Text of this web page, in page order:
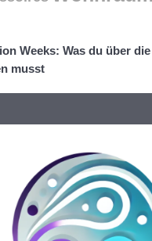
Weeks: Was du über
musst